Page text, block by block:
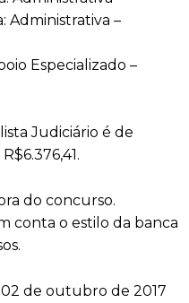
Administrativa –
Especializado –
Judiciário é de
do concurso.
conta o estilo da banca
de outubro de 2017